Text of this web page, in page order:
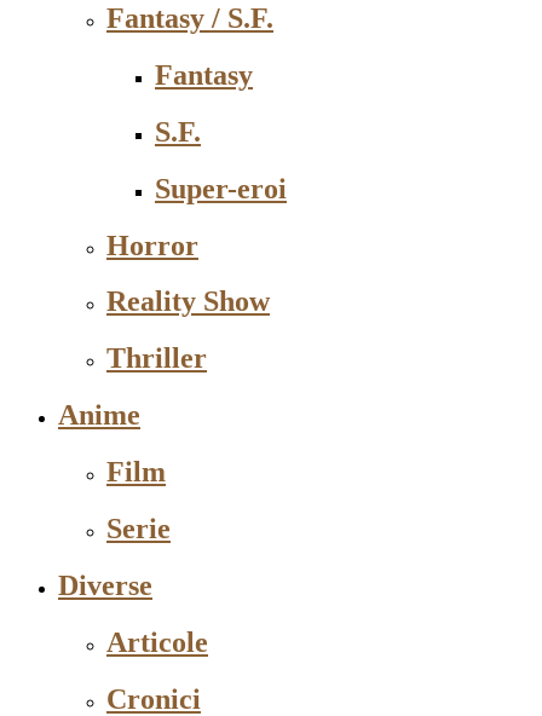
Fantasy / S.F.
Fantasy
S.F.
Super-eroi
Horror
Reality Show
Thriller
Anime
Film
Serie
Diverse
Articole
Cronici